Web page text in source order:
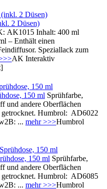
2 Düsen)
AK1015 Inhalt: 400 ml
– Enthält einen
Speziallack zum
AK Interaktiv
150 ml Sprühfarbe,
und andere Oberflächen
Humbrol: AD6022
... mehr >>>Humbrol
150 ml Sprühfarbe,
und andere Oberflächen
getrocknet. Humbrol: AD6085
... mehr >>>Humbrol